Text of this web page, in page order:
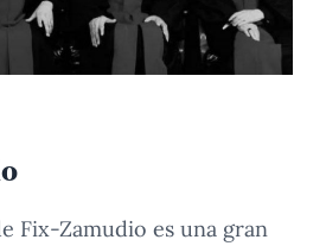
Fix-Zamudio es una gran